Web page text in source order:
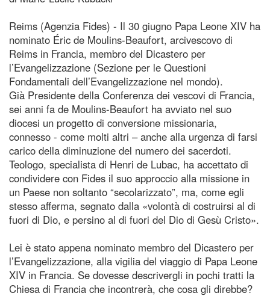
Reims (Agenzia Fides) - Il 30 giugno Papa Leone XIV ha
nominato Éric de Moulins-Beaufort, arcivescovo di
Reims in Francia, membro del Dicastero per
l’Evangelizzazione (Sezione per le Questioni
Fondamentali dell’Evangelizzazione nel mondo).
Già Presidente della Conferenza dei vescovi di Francia,
sei anni fa de Moulins-Beaufort ha avviato nel suo
diocesi un progetto di conversione missionaria,
connesso - come molti altri – anche alla urgenza di farsi
carico della diminuzione del numero dei sacerdoti.
Teologo, specialista di Henri de Lubac, ha accettato di
condividere con Fides il suo approccio alla missione in
un Paese non soltanto “secolarizzato”, ma, come egli
stesso afferma, segnato dalla «volontà di costruirsi al di
fuori di Dio, e persino al di fuori del Dio di Gesù Cristo».
Lei è stato appena nominato membro del Dicastero per
l’Evangelizzazione, alla vigilia del viaggio di Papa Leone
XIV in Francia. Se dovesse descrivergli in pochi tratti la
Chiesa di Francia che incontrerà, che cosa gli direbbe?